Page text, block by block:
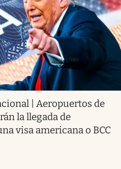
| Aeropuertos de
la llegada de
visa americana o BCC